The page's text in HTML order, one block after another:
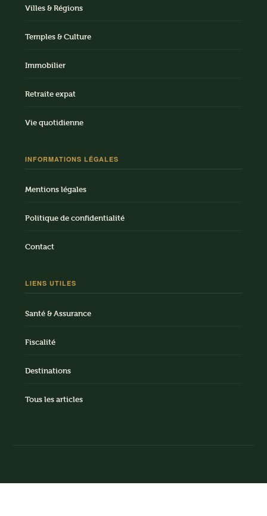
Villes & Régions
Temples & Culture
Immobilier
Retraite expat
Vie quotidienne
INFORMATIONS LÉGALES
Mentions légales
Politique de confidentialité
Contact
LIENS UTILES
Santé & Assurance
Fiscalité
Destinations
Tous les articles